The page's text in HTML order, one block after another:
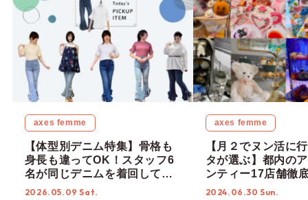
axes femme
【体型別デニム特集】骨格も
身長も違ってOK！スタッフ6
名が同じデニムを着回して、
私の最適スタイリングをお届
2026.05.09 Sat.
axes femme
【月２でヌン活に
タが選ぶ】都内の
ンティー17店舗徹
度なし！【ショッ
2024.06.30 Sun.